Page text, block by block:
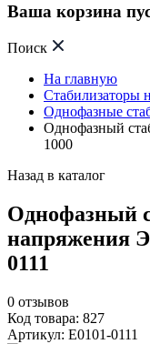
Ваша корзина
Поиск
На главную
Стабилизаторы
Однофазные
Однофазный
1000
Назад в каталог
Однофазный
напряжения
0111
0 отзывов
Код товара: 827
Артикул: Е0101-0111